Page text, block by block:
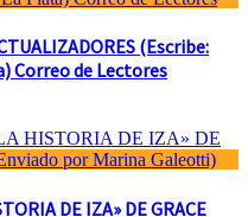
(Escribe:
Correo de Lectores
DE IZA» DE GRACE